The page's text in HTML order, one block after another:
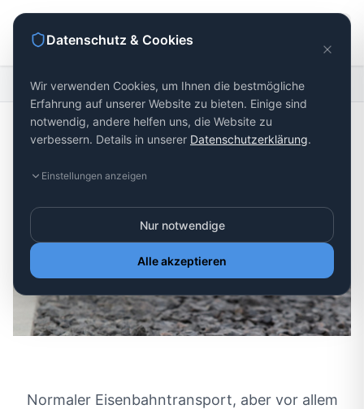
Startseite Gleisbau
Als eines der marktführenden Unternehmen
Normaler Eisenbahntransport, aber vor allem
Datenschutz & Cookies
Wir verwenden Cookies, um Ihnen die bestmögliche
Erfahrung auf unserer Website zu bieten. Einige sind
notwendig, andere helfen uns, die Website zu
verbessern. Details in unserer Datenschutzerklärung.
Einstellungen anzeigen
Nur notwendige
Alle akzeptieren